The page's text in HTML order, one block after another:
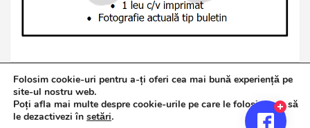
Copyright © 2026Jurnalul de Brăila
Politică de confidențialitate
Theme Horse
Folosim cookie-uri pentru a-ți oferi cea mai bună experiență pe
site-ul nostru web.
Poți afla mai multe despre cookie-urile pe care le folosim sau să
le dezactivezi în setări.